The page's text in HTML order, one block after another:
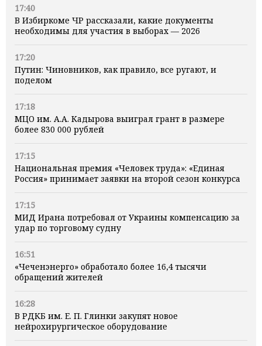
17:40
В Избиркоме ЧР рассказали, какие документы
необходимы для участия в выборах — 2026
17:20
Путин: Чиновников, как правило, все ругают, и
поделом
17:18
МЦО им. А.А. Кадырова выиграл грант в размере
более 830 000 рублей
17:15
Национальная премия «Человек труда»: «Единая
Россия» принимает заявки на второй сезон конкурса
17:15
МИД Ирана потребовал от Украины компенсацию за
удар по торговому судну
16:51
«Чеченэнерго» обработало более 16,4 тысячи
обращений жителей
16:28
В РДКБ им. Е. П. Глинки закупят новое
нейрохирургическое оборудование